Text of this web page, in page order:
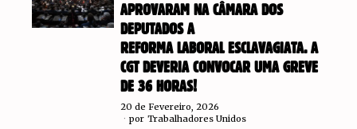
APROVARAM NA CÂMARA DOS
DEPUTADOS A
REFORMA LABORAL ESCLAVAGIATA. A
CGT DEVERIA CONVOCAR UMA GREVE
DE 36 HORAS!
20 de Fevereiro, 2026
por Trabalhadores Unidos